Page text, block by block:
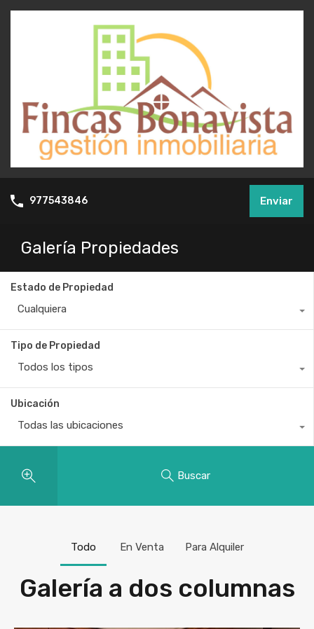
977543846 Enviar
Galería Propiedades
Estado de Propiedad
Cualquiera
Tipo de Propiedad
Todos los tipos
Ubicación
Todas las ubicaciones
Buscar
Galería a dos columnas
Todo En Venta Para Alquiler